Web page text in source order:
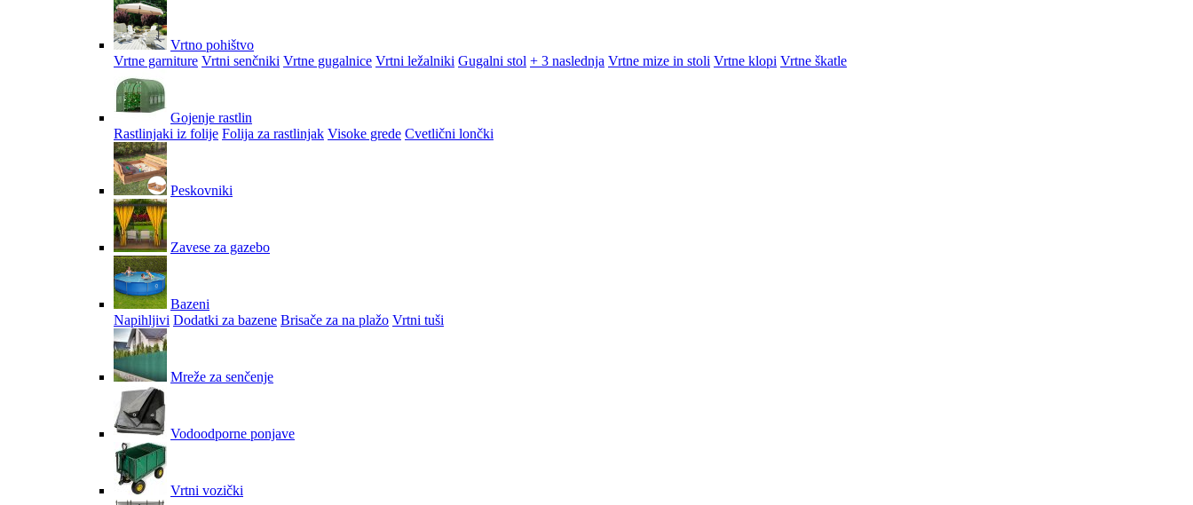
Vrtno pohištvo
Vrtne garniture Vrtni senčniki Vrtne gugalnice Vrtni ležalniki Gugalni stol + 3 naslednja Vrtne mize in stoli Vrtne klopi Vrtne škatle
Gojenje rastlin
Rastlinjaki iz folije Folija za rastlinjak Visoke grede Cvetlični lončki
Peskovniki
Zavese za gazebo
Bazeni
Napihljivi Dodatki za bazene Brisače za na plažo Vrtni tuši
Mreže za senčenje
Vodoodporne ponjave
Vrtni vozički